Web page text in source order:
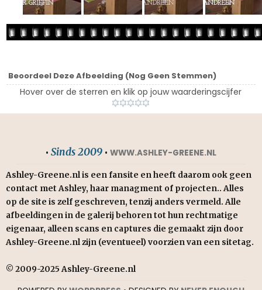
Beoordeel Deze Afbeelding (Nog Geen Stemmen)
Hover over de sterren en klik op jouw waarderingscijfer
• Sinds 2009 • WWW.ASHLEY-GREENE.NL
Ashley-Greene.nl is een fansite en heeft daarom ook geen
contact met Ashley, haar managment of projecten.. Alles
op de site is zelf geschreven, tenzij anders vermeld. Alle
afbeeldingen in de galerij behoren tot hun rechtmatige
eigenaar, alleen scans en captures die gemaakt zijn door
Ashley-Greene.nl zijn (eventueel) voorzien van een sitetag.
© 2009-2025 Ashley-Greene.nl